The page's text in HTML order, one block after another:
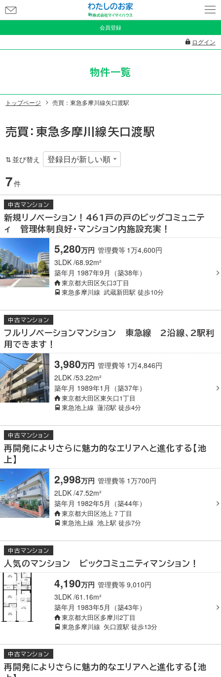
会員登録
ログイン
問
い
合
物件一覧
トップページ 売買：東急多摩川線矢口渡駅
売買：東急多摩川線矢口渡駅
並び替え
7件
中古マンション
新規リノベーション！461戸の戸のビッグコミュニテ
ィ 管理体制良好・マンション内施設充実！
3LDK 68.92m²
築年月 1987年9月（築38年）
東京都大田区矢口3丁目
東急多摩川線 武蔵新田駅 徒歩10分
5,280万円 管理費等 1万4,600円
中古マンション
フルリノベーションマンション 東急線 2沿線、2駅利
用できます！
2LDK 53.22m²
築年月 1989年1月（築37年）
東京都大田区東矢口1丁目
東急池上線 蓮沼駅 徒歩4分
3,980万円 管理費等 1万4,846円
中古マンション
再開発によりさらに魅力的なエリアへと進化する【池
上】
2LDK 47.52m²
築年月 1982年5月（築44年）
東京都大田区池上７丁目
東急池上線 池上駅 徒歩7分
2,998万円 管理費等 1万700円
中古マンション
人気のマンション ビックコミュニティマンション！
3LDK 61.16m²
築年月 1983年5月（築43年）
東京都大田区多摩川2丁目
東急多摩川線 矢口渡駅 徒歩13分
4,190万円 管理費等9,010円
中古マンション
再開発によりさらに魅力的なエリアへと進化する【池